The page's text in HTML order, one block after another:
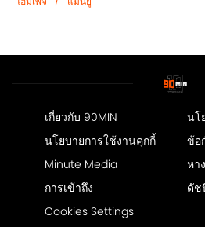
เกี่ยวกับ 90MIN
นโ
นโยบายการใช้งานคุกกี้
ข้อ
Minute Media
หา
การเข้าถึง
ดัช
Cookies Settings